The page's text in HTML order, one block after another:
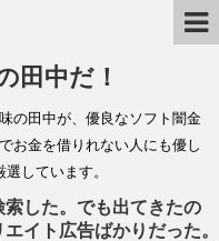
田中だ！
の田中が、優良なソフト闇金
お金を借りれない人にも優し
しています。
した。でも出てきたの
イト広告ばかりだった。